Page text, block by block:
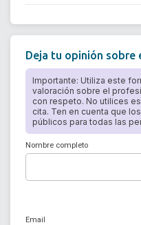
Deja tu opinión sobre
Importante: Utiliza este
valoración sobre el
con respeto. No utilices
cita. Ten en cuenta que
públicos para todas las
Nombre completo
Email